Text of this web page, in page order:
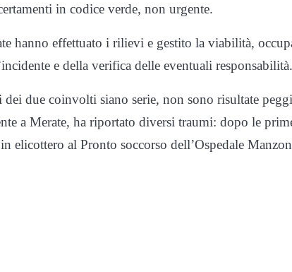
in codice verde, non urgente.
hanno effettuato i rilievi e gestito la viabilità,
e della verifica delle eventuali responsabilità.
dei due coinvolti siano serie, non sono risultate
a Merate, ha riportato diversi traumi: dopo le
elicottero al Pronto soccorso dell’Ospedale